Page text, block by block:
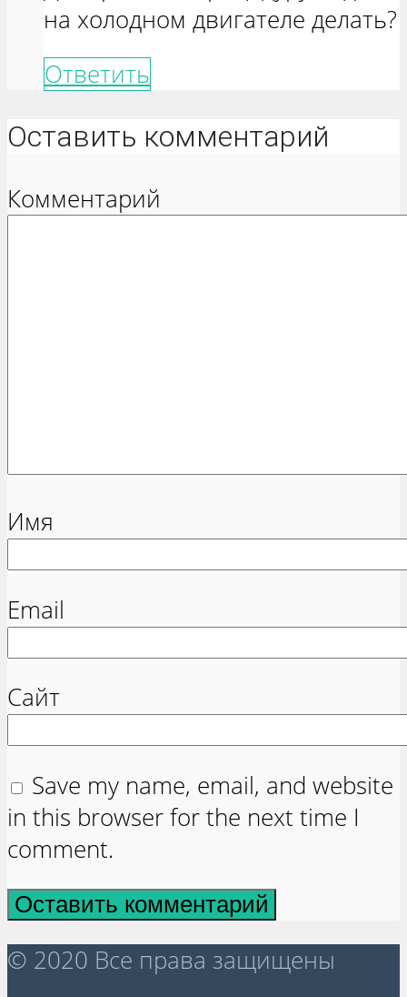
на холодном двигателе делать?
Ответить
Оставить комментарий
Комментарий
Имя
Email
Сайт
Save my name, email, and website
in this browser for the next time I
comment.
© 2020 Все права защищены